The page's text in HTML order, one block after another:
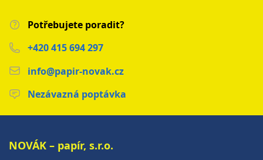
Potřebujete poradit?
+420 415 694 297
info@papir-novak.cz
Nezávazná poptávka
NOVÁK – papír, s.r.o.